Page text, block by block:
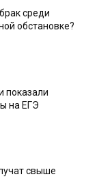
среди
обстановке?
показали
на ЕГЭ
свыше